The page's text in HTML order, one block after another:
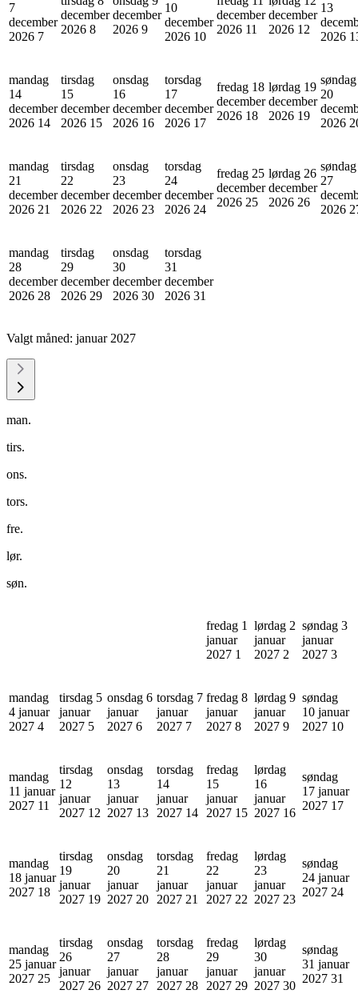
7
december
2026 7
december
2026 8
december
2026 9
10
december
2026 10
december
2026 11
december
2026 12
13
2026
mandag
14
december
2026 14
tirsdag
15
december
2026 15
onsdag
16
december
2026 16
torsdag
17
december
2026 17
fredag 18
december
2026 18
lørdag 19
december
2026 19
søndag
20
2026
mandag
21
december
2026 21
tirsdag
22
december
2026 22
onsdag
23
december
2026 23
torsdag
24
december
2026 24
fredag 25
december
2026 25
lørdag 26
december
2026 26
søndag
27
2026
mandag
28
december
2026 28
tirsdag
29
december
2026 29
onsdag
30
december
2026 30
torsdag
31
december
2026 31
Valgt måned: januar 2027
man.
tirs.
ons.
tors.
fre.
lør.
søn.
fredag 1
januar
2027 1
lørdag 2
januar
2027 2
søndag 3
januar
2027 3
mandag
4 januar
2027 4
tirsdag 5
januar
2027 5
onsdag 6
januar
2027 6
torsdag 7
januar
2027 7
fredag 8
januar
2027 8
lørdag 9
januar
2027 9
søndag
10 januar
2027 10
mandag
11 januar
2027 11
tirsdag
12
januar
2027 12
onsdag
13
januar
2027 13
torsdag
14
januar
2027 14
fredag
15
januar
2027 15
lørdag
16
januar
2027 16
søndag
17 januar
2027 17
mandag
18 januar
2027 18
tirsdag
19
januar
2027 19
onsdag
20
januar
2027 20
torsdag
21
januar
2027 21
fredag
22
januar
2027 22
lørdag
23
januar
2027 23
søndag
24 januar
2027 24
mandag
25 januar
2027 25
tirsdag
26
januar
2027 26
onsdag
27
januar
2027 27
torsdag
28
januar
2027 28
fredag
29
januar
2027 29
lørdag
30
januar
2027 30
søndag
31 januar
2027 31